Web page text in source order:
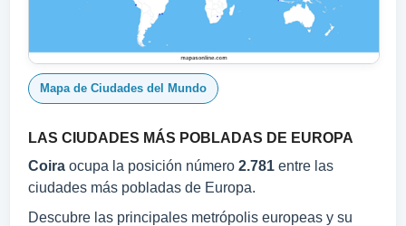
Mapa de Ciudades del Mundo
LAS CIUDADES MÁS POBLADAS DE EUROPA
Coira ocupa la posición número 2.781 entre las
ciudades más pobladas de Europa.
Descubre las principales metrópolis europeas y su